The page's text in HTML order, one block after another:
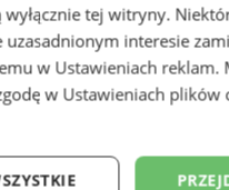
w Wodzisławiu
tej witryny.
interesie
w Ustawieniach reklam.
w Ustawieniach plików